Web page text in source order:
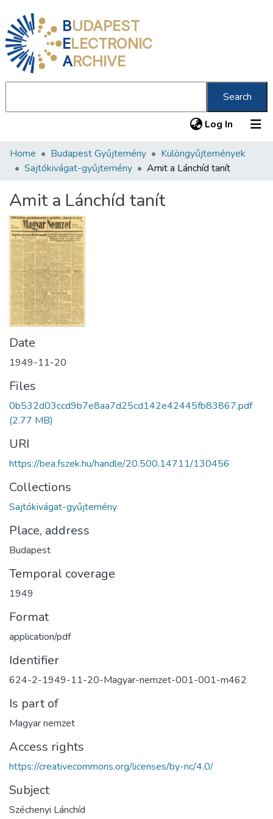
BUDAPEST
ELECTRONIC
ARCHIVE
Search
Log In (current)
Communities & Collections
Statistics
About us
Home Budapest Gyűjtemény
Különgyűjtemények
Sajtókivágat-gyűjtemény
Amit a Lánchíd tanít
Amit a Lánchíd tanít
Date
1949-11-20
Files
0b532d03ccd9b7e8aa7d25cd142e42445fb83867.pdf
(2.77 MB)
URI
https://bea.fszek.hu/handle/20.500.14711/130456
Collections
Sajtókivágat-gyűjtemény
Place, address
Budapest
Temporal coverage
1949
Format
application/pdf
Identifier
624-2-1949-11-20-Magyar-nemzet-001-001-m462
Is part of
Magyar nemzet
Access rights
https://creativecommons.org/licenses/by-nc/4.0/
Subject
Széchenyi Lánchíd